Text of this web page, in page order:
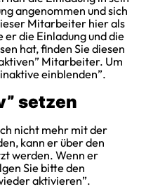
angenommen und sich
Mitarbeiter hier als
die Einladung und die
hat, finden Sie diesen
Mitarbeiter. Um
einblenden”.
setzen
nicht mehr mit der
kann er über den
werden. Wenn er
Sie bitte den
aktivieren”.